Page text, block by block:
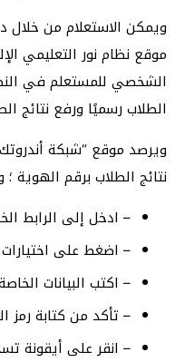
ويمكن الاستعلام من خلال
موقع نظام نور التعليمي
الشخصي للمستعلم في
الطلاب رسميًا ورفع نتائج
ويرصد موقع “شبكة
نتائج الطلاب برقم الهوية
– ادخل إلى الرابط
– اضغط على
– اكتب البيانات
– تأكد من كتابة رمز
– انقر على أيقونة